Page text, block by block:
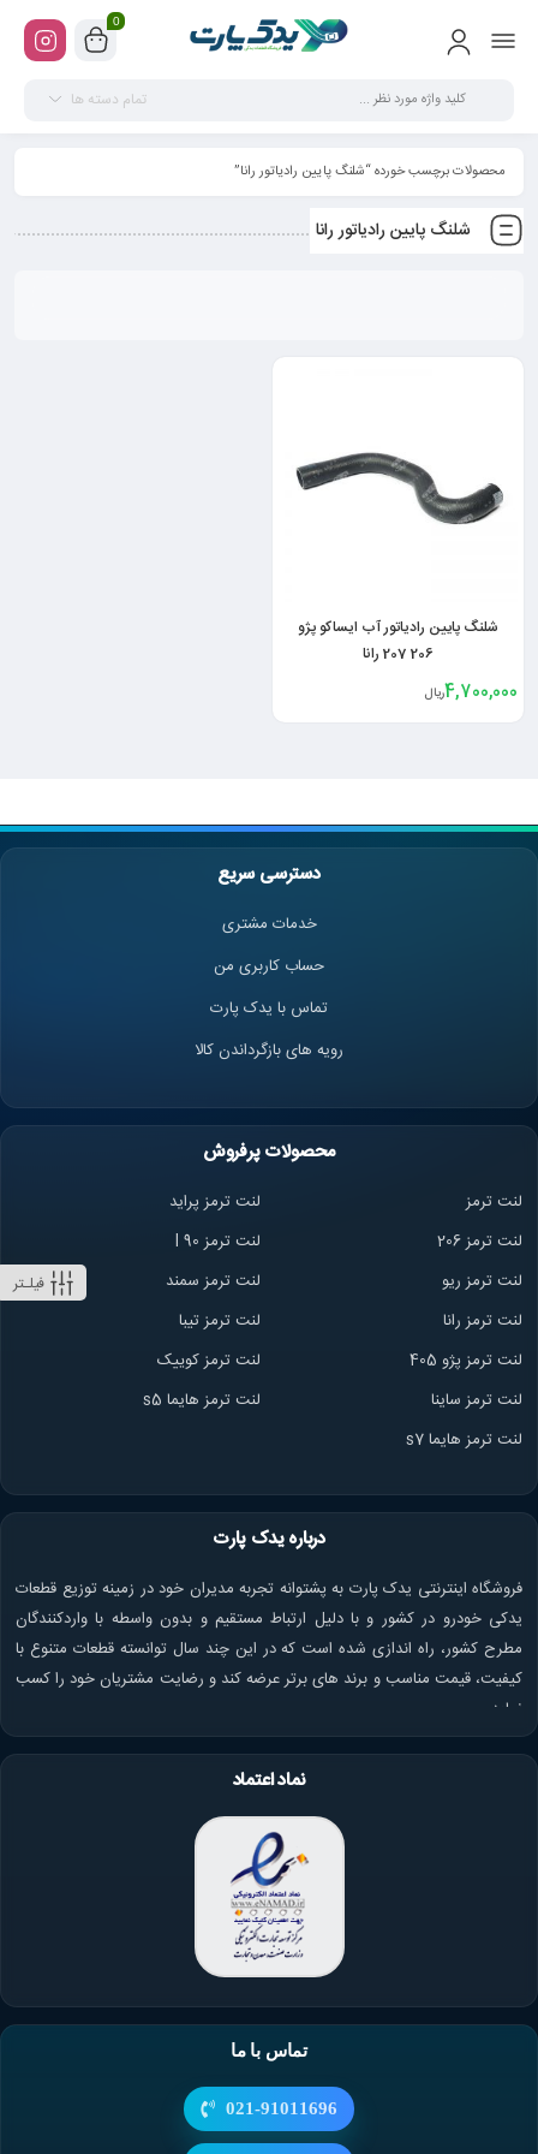
0
تمام دسته ها
محصولات برچسب خورده “شلنگ پایین رادیاتور رانا”
شلنگ پایین رادیاتور رانا
فیلـتر
شلنگ پایین رادیاتور آب ایساکو پژو
206 207 رانا
4,700,000ریال
دسترسی سریع
خدمات مشتری
حساب کاربری من
تماس با یدک پارت
رویه های بازگرداندن کالا
محصولات پرفروش
لنت ترمز
لنت ترمز پراید
لنت ترمز 206
لنت ترمز l 90
لنت ترمز ریو
لنت ترمز سمند
لنت ترمز رانا
لنت ترمز تیبا
لنت ترمز پژو 405
لنت ترمز کوییک
لنت ترمز ساینا
لنت ترمز هایما s5
لنت ترمز هایما s7
درباره یدک پارت
فروشگاه اینترنتی یدک پارت به پشتوانه تجربه مدیران خود در زمینه توزیع قطعات
یدکی خودرو در کشور و با دلیل ارتباط مستقیم و بدون واسطه با واردکنندگان
مطرح کشور، راه اندازی شده است که در این چند سال توانسته قطعات متنوع با
کیفیت، قیمت مناسب و برند های برتر عرضه کند و رضایت مشتریان خود را کسب
نماید.
نماد اعتماد
تماس با ما
021-91011696